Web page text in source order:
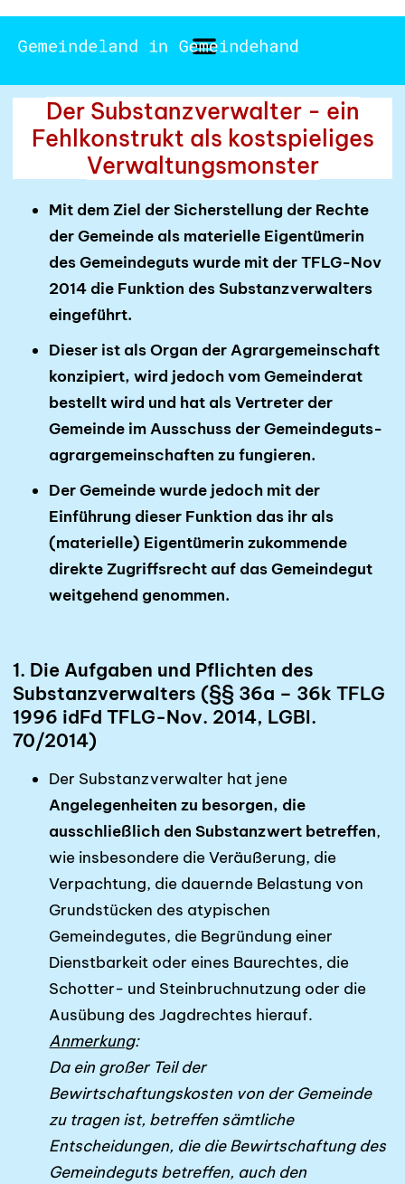
Der Substanzverwalter - ein
Fehlkonstrukt als kostspieliges
Verwaltungsmonster
Mit dem Ziel der Sicherstellung der Rechte
der Gemeinde als materielle Eigentümerin
des Gemeinde­guts wurde mit der TFLG-Nov
2014 die Funktion des Substanzverwalters
einge­führt.
Dieser ist als Organ der Agrargemeinschaft
konzipiert, wird jedoch vom Gemeinderat
bestellt wird und hat als Vertreter der
Gemeinde im Ausschuss der Gemeindeguts­
agrar­gemeinschaften zu fungieren.
Der Gemeinde wurde jedoch mit der
Einführung dieser Funktion das ihr als
(materielle) Eigentümerin zukommende
direkte Zugriffsrecht auf das Gemeindegut
weitgehend genommen.
1. Die Aufgaben und Pflichten des
Substanzverwalters (§§ 36a – 36k TFLG
1996 idFd TFLG-Nov. 2014, LGBl.
70/2014)
Der Substanzverwalter hat jene
Angelegenheiten zu besorgen, die
ausschließlich den Substanzwert betreffen,
wie insbesondere die Veräußerung, die
Verpachtung, die dauernde Belastung von
Grundstücken des atypischen
Gemeindegutes, die Begründung einer
Dienstbarkeit oder eines Baurechtes, die
Schotter- und Steinbruchnutzung oder die
Ausübung des Jagdrechtes hierauf.
Anmerkung:
Da ein großer Teil der
Bewirtschaftungskosten von der Gemeinde
zu tragen ist, betreffen sämtliche
Entscheidungen, die die Bewirtschaftung des
Gemeindeguts betreffen, auch den